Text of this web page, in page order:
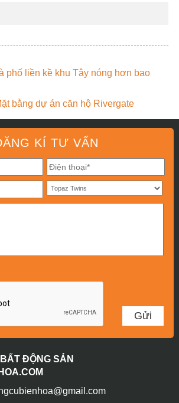
phố liền kề khu Tây nóng hơn bao
bằng dự án căn hộ Rivergate
KÍ TƯ VẤN
ĐỘNG SẢN